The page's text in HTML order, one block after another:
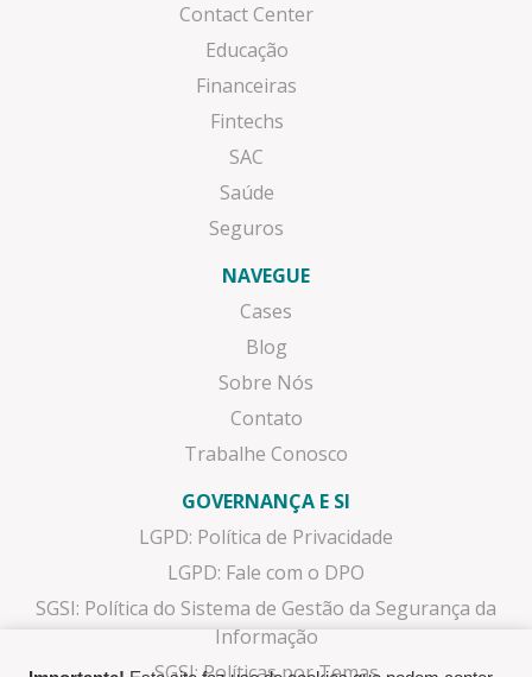
Contact Center
Educação
Financeiras
Fintechs
SAC
Saúde
Seguros
NAVEGUE
Cases
Blog
Sobre Nós
Contato
Trabalhe Conosco
GOVERNANÇA E SI
LGPD: Política de Privacidade
LGPD: Fale com o DPO
SGSI: Política do Sistema de Gestão da Segurança da
Informação